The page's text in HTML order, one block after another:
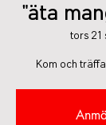
"äta
tors 21
Kom och